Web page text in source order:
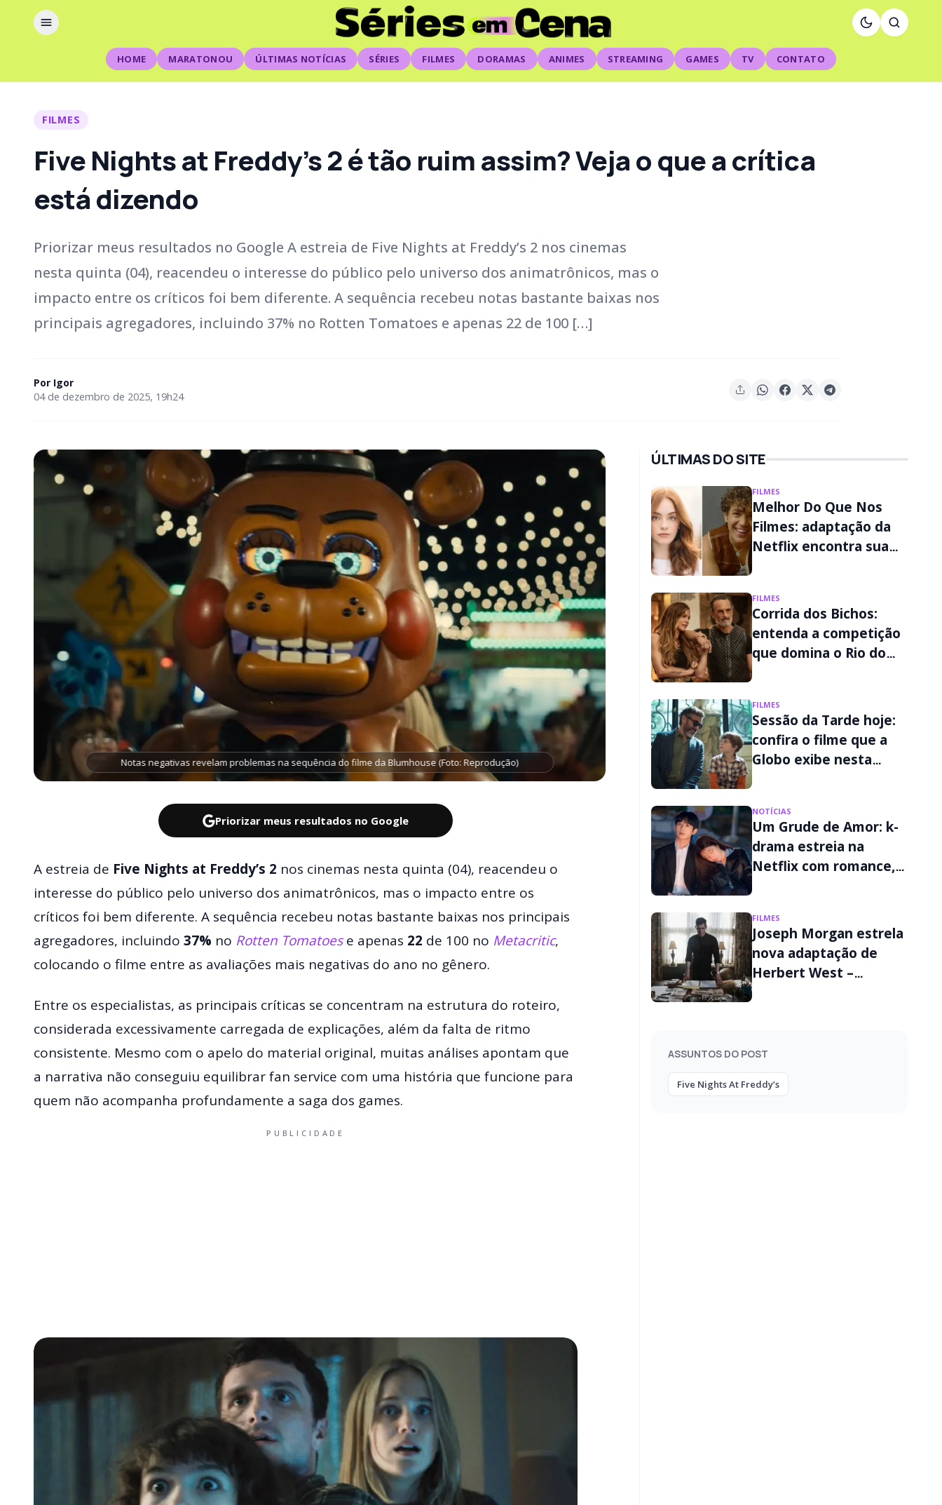
HOME MARATONOU ÚLTIMAS NOTÍCIAS SÉRIES FILMES DORAMAS ANIMES STREAMING GAMES TV CONTATO
FILMES
Five Nights at Freddy’s 2 é tão ruim assim? Veja o que a crítica
está dizendo
Priorizar meus resultados no Google A estreia de Five Nights at Freddy’s 2 nos cinemas
nesta quinta (04), reacendeu o interesse do público pelo universo dos animatrônicos, mas o
impacto entre os críticos foi bem diferente. A sequência recebeu notas bastante baixas nos
principais agregadores, incluindo 37% no Rotten Tomatoes e apenas 22 de 100 […]
Por Igor
04 de dezembro de 2025, 19h24
Notas negativas revelam problemas na sequência do filme da Blumhouse (Foto: Reprodução)
Priorizar meus resultados no Google
A estreia de Five Nights at Freddy’s 2 nos cinemas nesta quinta (04), reacendeu o
interesse do público pelo universo dos animatrônicos, mas o impacto entre os
críticos foi bem diferente. A sequência recebeu notas bastante baixas nos principais
agregadores, incluindo 37% no Rotten Tomatoes e apenas 22 de 100 no Metacritic,
colocando o filme entre as avaliações mais negativas do ano no gênero.
Entre os especialistas, as principais críticas se concentram na estrutura do roteiro,
considerada excessivamente carregada de explicações, além da falta de ritmo
consistente. Mesmo com o apelo do material original, muitas análises apontam que
a narrativa não conseguiu equilibrar fan service com uma história que funcione para
quem não acompanha profundamente a saga dos games.
PUBLICIDADE
ÚLTIMAS DO SITE
FILMES
Melhor Do Que Nos
Filmes: adaptação da
Netflix encontra sua
FILMES
Corrida dos Bichos:
entenda a competição
que domina o Rio do
FILMES
Sessão da Tarde hoje:
confira o filme que a
Globo exibe nesta
NOTÍCIAS
Um Grude de Amor: k-
drama estreia na
Netflix com romance,
FILMES
Joseph Morgan estrela
nova adaptação de
Herbert West –
ASSUNTOS DO POST
Five Nights At Freddy’s